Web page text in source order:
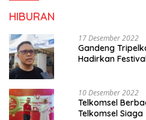
HIBURAN
17 Desember 2022
Gandeng
Hadirkan
10 Desember 2022
Telkomsel
Telkomsel Siaga